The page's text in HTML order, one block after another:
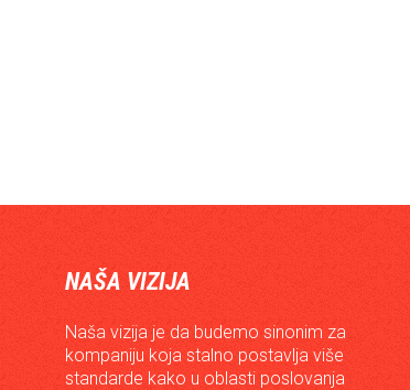
NAŠA VIZIJA
Naša vizija je da budemo sinonim za
kompaniju koja stalno postavlja više
standarde kako u oblasti poslovanja